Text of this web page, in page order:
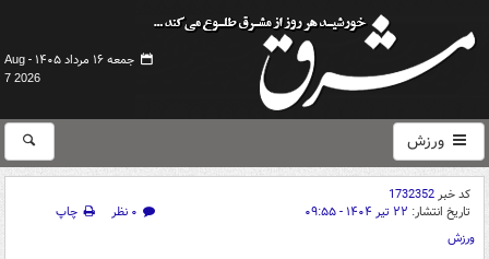
جمعه ۱۶ مرداد ۱۴۰۵ -
Aug
7 2026
ورزش
کد خبر1732352
تاریخ انتشار: ۲۲ تیر ۱۴۰۴ - ۰۹:۵۵ ۰ نظر
چاپ
ورزش